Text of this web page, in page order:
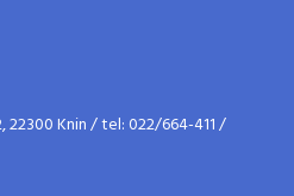
22300 Knin / tel: 022/664-411 /